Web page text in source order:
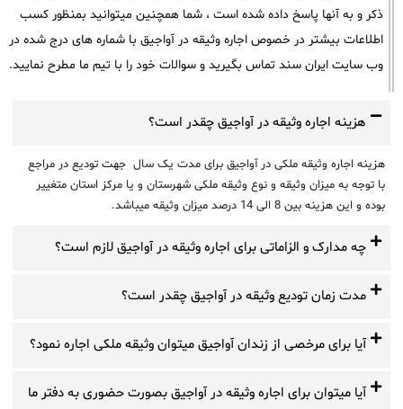
ذکر و به آنها پاسخ داده شده است ، شما همچنین میتوانید بمنظور کسب
اطلاعات بیشتر در خصوص اجاره وثیقه در آواجیق با شماره های درج شده در
وب سایت ایران سند تماس بگیرید و سوالات خود را با تیم ما مطرح نمایید.
هزینه اجاره وثیقه در آواجیق چقدر است؟
هزینه اجاره وثیقه ملکی در آواجیق برای مدت یک سال جهت تودیع در مراجع
با توجه به میزان وثیقه و نوع وثیقه ملکی شهرستان و یا مرکز استان متغییر
بوده و این هزینه بین 8 الی 14 درصد میزان وثیقه میباشد.
چه مدارک و الزاماتی برای اجاره وثیقه در آواجیق لازم است؟
مدت زمان تودیع وثیقه در آواجیق چقدر است؟
آیا برای مرخصی از زندان آواجیق میتوان وثیقه ملکی اجاره نمود؟
آیا میتوان برای اجاره وثیقه در آواجیق بصورت حضوری به دفتر ما